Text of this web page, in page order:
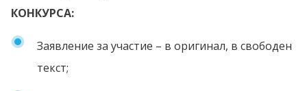
КОНКУРСА:
Заявление за участие – в оригинал, в свободен
текст;